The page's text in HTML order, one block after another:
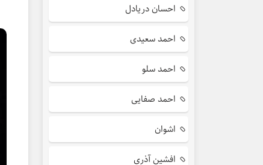
احسان دریادل
احمد سعیدی
احمد سلو
احمد صفایی
اشوان
افشین آذری